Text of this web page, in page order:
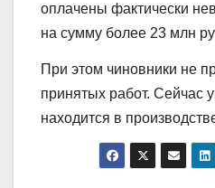
оплачены фактически
на сумму более 23 млн
При этом чиновники не
принятых работ. Сейчас
находится в